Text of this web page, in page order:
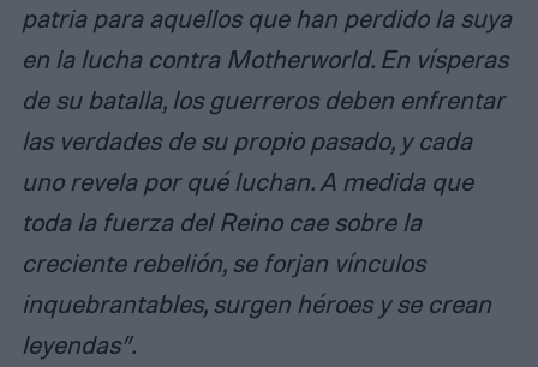
patria para aquellos que han perdido la suya
en la lucha contra Motherworld. En vísperas
de su batalla, los guerreros deben enfrentar
las verdades de su propio pasado, y cada
uno revela por qué luchan. A medida que
toda la fuerza del Reino cae sobre la
creciente rebelión, se forjan vínculos
inquebrantables, surgen héroes y se crean
leyendas”.